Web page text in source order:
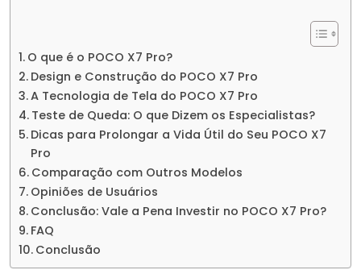
O que é o POCO X7 Pro?
Design e Construção do POCO X7 Pro
A Tecnologia de Tela do POCO X7 Pro
Teste de Queda: O que Dizem os Especialistas?
Dicas para Prolongar a Vida Útil do Seu POCO X7
Pro
Comparação com Outros Modelos
Opiniões de Usuários
Conclusão: Vale a Pena Investir no POCO X7 Pro?
FAQ
Conclusão